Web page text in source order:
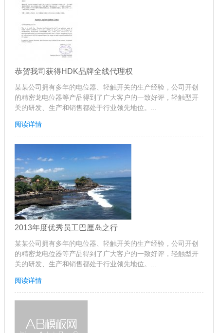
恭贺我司获得HDK品牌全线代理权
某某公司拥有多年的电位器、轻触开关的生产经验，公司开创
的精密龙电位器等产品得到了广大客户的一致好评，轻触型开
关的研发、生产和销售都处于行业领先地位。...
阅读详情
2013年度优秀员工巴厘岛之行
某某公司拥有多年的电位器、轻触开关的生产经验，公司开创
的精密龙电位器等产品得到了广大客户的一致好评，轻触型开
关的研发、生产和销售都处于行业领先地位。...
阅读详情